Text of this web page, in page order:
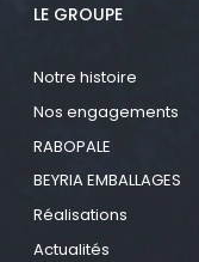
LE GROUPE
Notre histoire
Nos engagements
RABOPALE
BEYRIA EMBALLAGES
Réalisations
Actualités